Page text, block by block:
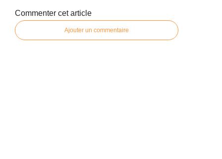
Commenter cet article
Ajouter un commentaire